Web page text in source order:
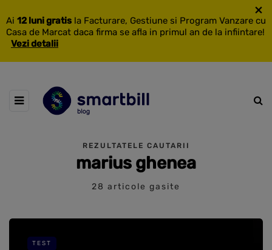
Ai 12 luni gratis la Facturare, Gestiune si Program Vanzare cu
Casa de Marcat daca firma se afla in primul an de la infiintare!
Vezi detalii
×
REZULTATELE CAUTARII
marius ghenea
28 articole gasite
TEST